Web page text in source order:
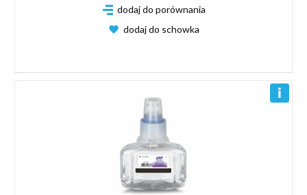
dodaj do porównania
dodaj do schowka